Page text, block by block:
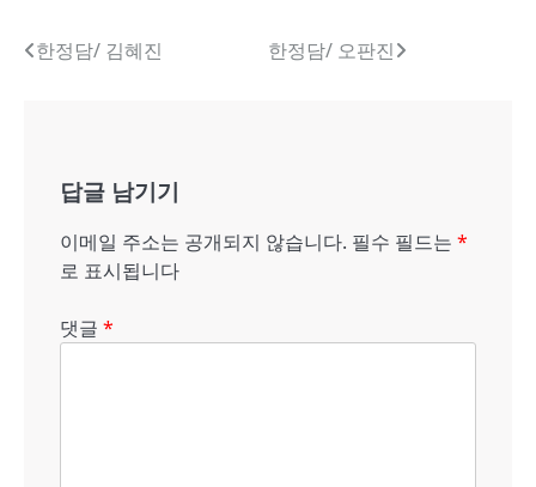
글한정담/ 김혜진 한정담/ 오판진
답글 남기기
이메일 주소는 공개되지 않습니다. 필수 필드는 *
로 표시됩니다
댓글 *